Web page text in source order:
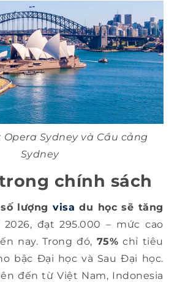
Sydney và Cầu cảng
Sydney
chính sách
số lượngvisa du học sẽ tăng
2026, đạt 295.000 – mức cao
nay. Trong đó, 75% chỉ tiêu
bậc Đại học và Sau Đại học.
đến từ Việt Nam, Indonesia